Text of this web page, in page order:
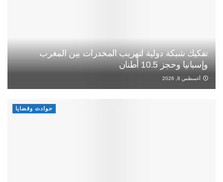
تفكيك شبكة دولية لتهريب المخدرات بين المغرب
وإسبانيا وحجز 10.5 أطنان
أغسطس 8, 2026
حوادث وقضايا